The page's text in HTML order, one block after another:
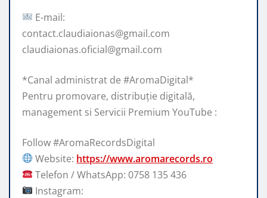
E-mail:
contact.claudiaionas@gmail.com
claudiaionas.oficial@gmail.com
*Canal administrat de #AromaDigital*
Pentru promovare, distribuție digitală,
management si Servicii Premium YouTube :
Follow #AromaRecordsDigital
Website: https://www.aromarecords.ro
Telefon / WhatsApp: 0758 135 436
Instagram: